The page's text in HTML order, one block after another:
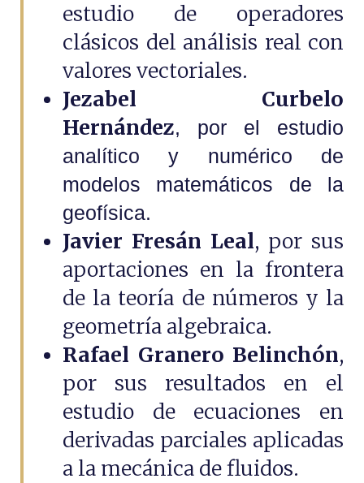
estudio de operadores
clásicos del análisis real con
valores vectoriales.
Jezabel Curbelo
Hernández, por el estudio
analítico y numérico de
modelos matemáticos de la
geofísica.
Javier Fresán Leal, por sus
aportaciones en la frontera
de la teoría de números y la
geometría algebraica.
Rafael Granero Belinchón,
por sus resultados en el
estudio de ecuaciones en
derivadas parciales aplicadas
a la mecánica de fluidos.